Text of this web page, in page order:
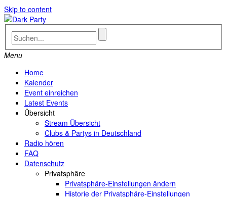
Skip to content
Menu
Home
Kalender
Event einreichen
Latest Events
Übersicht
Stream Übersicht
Clubs & Partys in Deutschland
Radio hören
FAQ
Datenschutz
Privatsphäre
Privatsphäre-Einstellungen ändern
Historie der Privatsphäre-Einstellungen